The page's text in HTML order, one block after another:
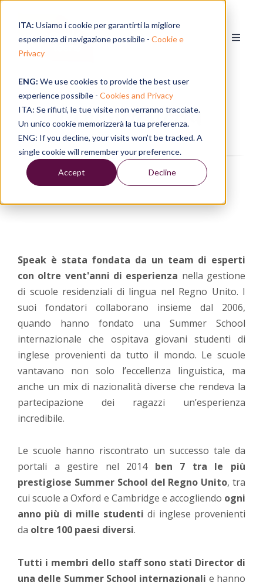
ITA: Usiamo i cookie per garantirti la migliore
esperienza di navigazione possibile - Cookie e
Privacy
ENG: We use cookies to provide the best user
experience possibile - Cookies and Privacy
ITA: Se rifiuti, le tue visite non verranno tracciate.
Un unico cookie memorizzerà la tua preferenza.
ENG: If you decline, your visits won’t be tracked. A
single cookie will remember your preference.
Accept Decline
La nostra storia
Speak è stata fondata da un team di esperti
con oltre vent'anni di esperienza nella gestione
di scuole residenziali di lingua nel Regno Unito. I
suoi fondatori collaborano insieme dal 2006,
quando hanno fondato una Summer School
internazionale che ospitava giovani studenti di
inglese provenienti da tutto il mondo. Le scuole
vantavano non solo l’eccellenza linguistica, ma
anche un mix di nazionalità diverse che rendeva la
partecipazione dei ragazzi un’esperienza
incredibile.
Le scuole hanno riscontrato un successo tale da
portali a gestire nel 2014 ben 7 tra le più
prestigiose Summer School del Regno Unito, tra
cui scuole a Oxford e Cambridge e accogliendo ogni
anno più di mille studenti di inglese provenienti
da oltre 100 paesi diversi.
Tutti i membri dello staff sono stati Director di
una delle Summer School internazionali e hanno